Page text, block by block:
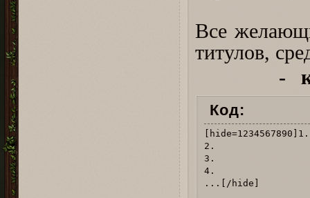
Все
титулов,
-
Код:
2.
3.
4.
...[/hide]